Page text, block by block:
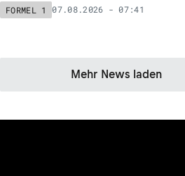
FORMEL 1 07.08.2026 - 07:41
Mehr News laden